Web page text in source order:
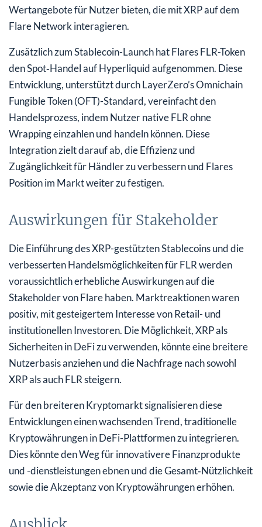
Wertangebote für Nutzer bieten, die mit XRP auf dem
Flare Network interagieren.
Zusätzlich zum Stablecoin-Launch hat Flares FLR-Token
den Spot‑Handel auf Hyperliquid aufgenommen. Diese
Entwicklung, unterstützt durch LayerZero’s Omnichain
Fungible Token (OFT)-Standard, vereinfacht den
Handelsprozess, indem Nutzer native FLR ohne
Wrapping einzahlen und handeln können. Diese
Integration zielt darauf ab, die Effizienz und
Zugänglichkeit für Händler zu verbessern und Flares
Position im Markt weiter zu festigen.
Auswirkungen für Stakeholder
Die Einführung des XRP-gestützten Stablecoins und die
verbesserten Handelsmöglichkeiten für FLR werden
voraussichtlich erhebliche Auswirkungen auf die
Stakeholder von Flare haben. Marktreaktionen waren
positiv, mit gesteigertem Interesse von Retail- und
institutionellen Investoren. Die Möglichkeit, XRP als
Sicherheiten in DeFi zu verwenden, könnte eine breitere
Nutzerbasis anziehen und die Nachfrage nach sowohl
XRP als auch FLR steigern.
Für den breiteren Kryptomarkt signalisieren diese
Entwicklungen einen wachsenden Trend, traditionelle
Kryptowährungen in DeFi-Plattformen zu integrieren.
Dies könnte den Weg für innovativere Finanzprodukte
und -dienstleistungen ebnen und die Gesamt‑Nützlichkeit
sowie die Akzeptanz von Kryptowährungen erhöhen.